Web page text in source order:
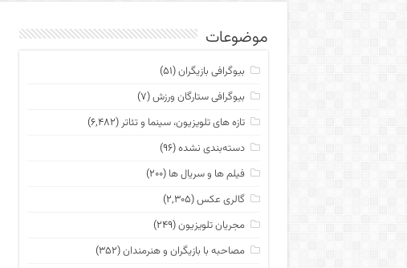
موضوعات
بیوگرافی بازیگران(۵۱)
بیوگرافی ستارگان ورزش(۷)
تازه های تلویزیون، سینما و تئاتر(۶,۴۸۲)
دسته‌بندی نشده(۹۶)
فیلم ها و سریال ها (۲۰۰)
گالری عکس(۲,۳۰۵)
مجریان تلویزیون(۲۴۹)
مصاحبه با بازیگران و هنرمندان(۳۵۲)